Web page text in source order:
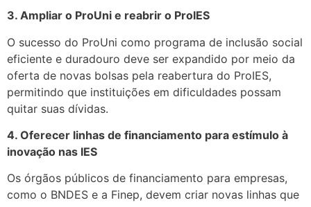
3. Ampliar o ProUni e reabrir o ProIES
O sucesso do ProUni como programa de inclusão social
eficiente e duradouro deve ser expandido por meio da
oferta de novas bolsas pela reabertura do ProIES,
permitindo que instituições em dificuldades possam
quitar suas dívidas.
4. Oferecer linhas de financiamento para estímulo à
inovação nas IES
Os órgãos públicos de financiamento para empresas,
como o BNDES e a Finep, devem criar novas linhas que